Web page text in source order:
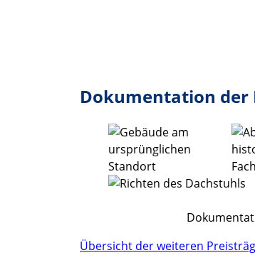
Dokumentation der
Übersicht der weiteren